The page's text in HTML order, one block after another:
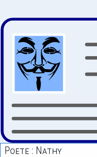
Poete : Nathy